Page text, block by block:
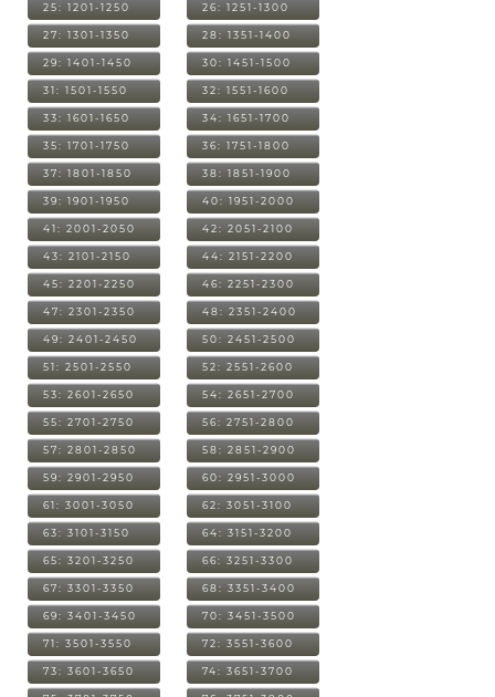
25: 1201-1250 26: 1251-1300
27: 1301-1350 28: 1351-1400
29: 1401-1450 30: 1451-1500
31: 1501-1550 32: 1551-1600
33: 1601-1650 34: 1651-1700
35: 1701-1750 36: 1751-1800
37: 1801-1850 38: 1851-1900
39: 1901-1950 40: 1951-2000
41: 2001-2050 42: 2051-2100
43: 2101-2150 44: 2151-2200
45: 2201-2250 46: 2251-2300
47: 2301-2350 48: 2351-2400
49: 2401-2450 50: 2451-2500
51: 2501-2550 52: 2551-2600
53: 2601-2650 54: 2651-2700
55: 2701-2750 56: 2751-2800
57: 2801-2850 58: 2851-2900
59: 2901-2950 60: 2951-3000
61: 3001-3050 62: 3051-3100
63: 3101-3150 64: 3151-3200
65: 3201-3250 66: 3251-3300
67: 3301-3350 68: 3351-3400
69: 3401-3450 70: 3451-3500
71: 3501-3550 72: 3551-3600
73: 3601-3650 74: 3651-3700